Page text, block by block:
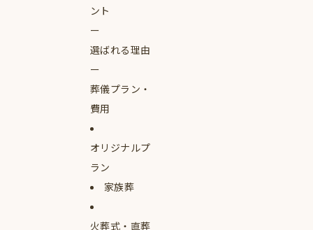
ント
選ばれる理由
葬儀プラン・
費用
オリジナルプ
ラン
家族葬
火葬式・直葬